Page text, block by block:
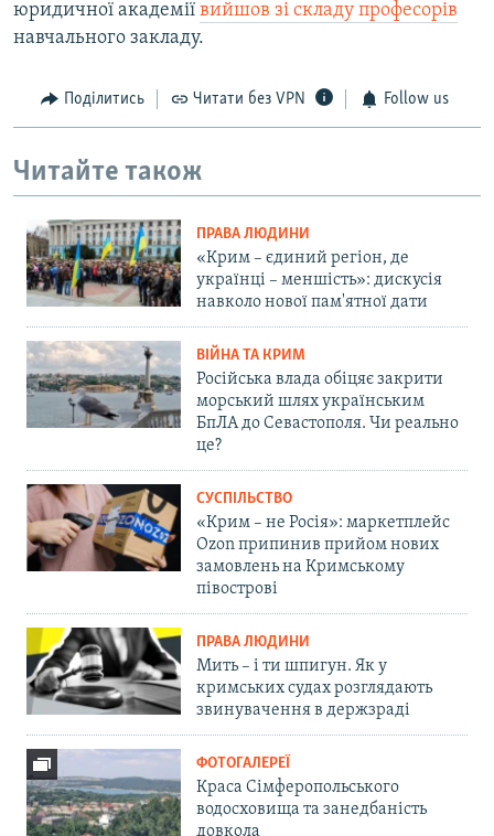
юридичної академії вийшов зі складу професорів
навчального закладу.
Поділитись Читати без VPN Follow us
Читайте також
ПРАВА ЛЮДИНИ
«Крим – єдиний регіон, де
українці – меншість»: дискусія
навколо нової пам'ятної дати
ВІЙНА ТА КРИМ
Російська влада обіцяє закрити
морський шлях українським
БпЛА до Севастополя. Чи реально
це?
СУСПІЛЬСТВО
«Крим – не Росія»: маркетплейс
Ozon припинив прийом нових
замовлень на Кримському
півострові
ПРАВА ЛЮДИНИ
Мить – і ти шпигун. Як у
кримських судах розглядають
звинувачення в держзраді
ФОТОГАЛЕРЕЇ
Краса Сімферопольського
водосховища та занедбаність
довкола